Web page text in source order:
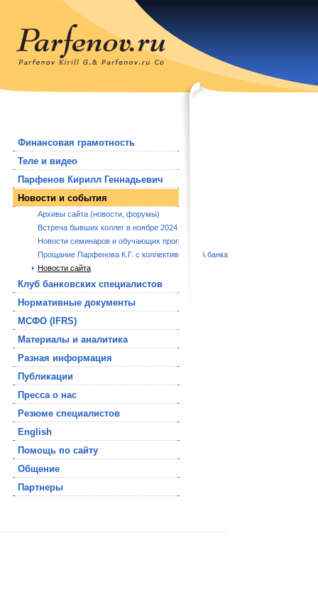
Финансовая грамотность
Теле и видео
Парфенов Кирилл Геннадьевич
Новости и события
Архивы сайта (новости, форумы)
Встреча бывших коллег в ноябре 2024 года.
Новости семинаров и обучающих программ
Прощание Парфенова К.Г. с коллективом РБА банка
Новости сайта
Клуб банковских специалистов
Нормативные документы
МСФО (IFRS)
Материалы и аналитика
Разная информация
Публикации
Пресса о нас
Резюме специалистов
English
Помощь по сайту
Общение
Партнеры